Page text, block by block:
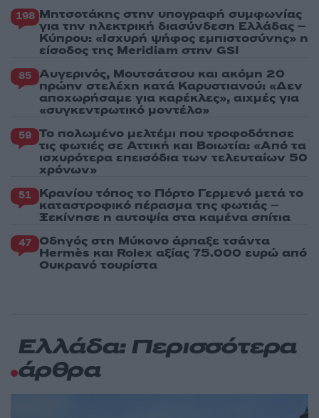
198 Μητσοτάκης στην υπογραφή συμφωνίας
για την ηλεκτρική διασύνδεση Ελλάδας –
Κύπρου: «Ισχυρή ψήφος εμπιστοσύνης» η
είσοδος της Meridiam στην GSI
85 Αυγερινός, Μουτσάτσου και ακόμη 20
πρώην στελέχη κατά Καρυστιανού: «Δεν
αποχωρήσαμε για καρέκλες», αιχμές για
«συγκεντρωτικό μοντέλο»
59 Το πολωμένο μελτέμι που τροφοδότησε
τις φωτιές σε Αττική και Βοιωτία: «Από τα
ισχυρότερα επεισόδια των τελευταίων 50
χρόνων»
51 Κρανίου τόπος το Πόρτο Γερμενό μετά το
καταστροφικό πέρασμα της φωτιάς –
Ξεκίνησε η αυτοψία στα καμένα σπίτια
47 Οδηγός στη Μύκονο άρπαξε τσάντα
Hermès και Rolex αξίας 75.000 ευρώ από
Ουκρανό τουρίστα
Ελλάδα: Περισσότερα
άρθρα